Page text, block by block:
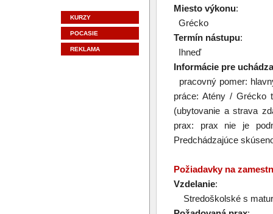
KURZY
POCASIE
REKLAMA
Miesto výkonu:
Grécko
Termín nástupu:
Ihneď
Informácie pre
pracovný pomer:
práce: Atény / Grécko
(ubytovanie a strava
prax: prax nie je
Predchádzajúce
Požiadavky na
Vzdelanie:
Stredoškolské s